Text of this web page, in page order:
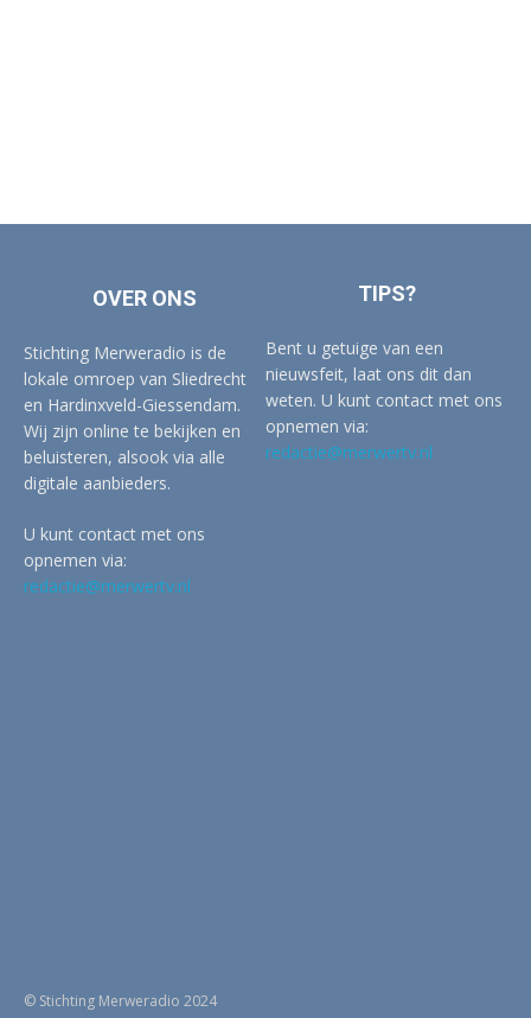
OVER ONS
Stichting Merweradio is de
lokale omroep van Sliedrecht
en Hardinxveld-Giessendam.
Wij zijn online te bekijken en
beluisteren, alsook via alle
digitale aanbieders.
U kunt contact met ons
opnemen via:
redactie@merwertv.nl
TIPS?
Bent u getuige van een
nieuwsfeit, laat ons dit dan
weten. U kunt contact met ons
opnemen via:
redactie@merwertv.nl
© Stichting Merweradio 2024